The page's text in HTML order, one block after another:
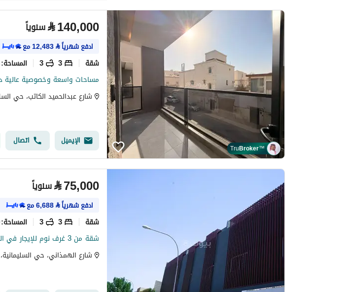
TruBroker™
⃁140,000 سنوياً
ادفع شهرياً⃁
12,483مع
شقة 3
3 المساحة:
شارع عبدالحميد الكاتب، حي
الإيميل اتصال
⃁75,000 سنوياً
ادفع شهرياً⃁
6,688مع
شقة 3
3 المساحة:
شقة من 3 غرف نوم للإيجار في السليمانية، الرياض
شارع الهمذاني، حي